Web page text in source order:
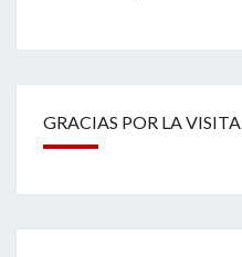
GRACIAS POR LA VISITA